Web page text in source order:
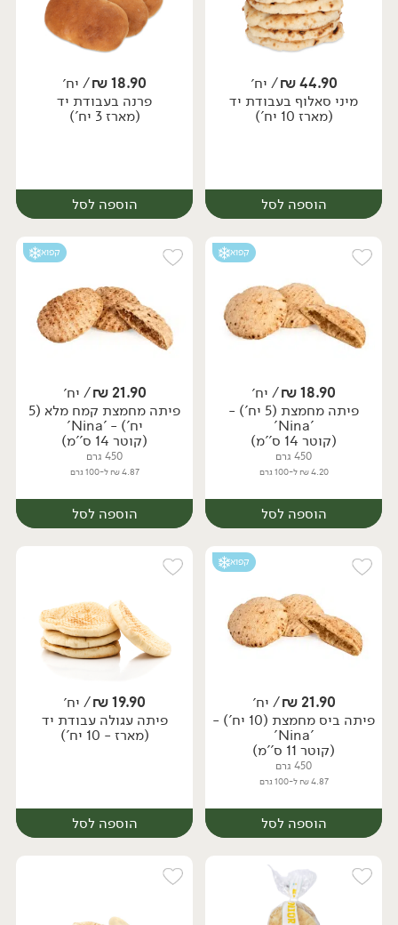
יח׳ יח׳
44.90
₪/ יח׳
מיני סאלוף בעבודת יד
(מארז 10 יח')
הוספה לסל
יח׳
18.90
₪/ יח׳
פרנה בעבודת יד
(מארז 3 יח')
הוספה לסל
יח׳
קפוא
18.90
₪/ יח׳
פיתה מחמצת (5 יח') -
'Nina'
(קוטר 14 ס''מ)
450 גרם
4.20 ₪ ל-100 גרם
הוספה לסל
יח׳
קפוא
21.90
₪/ יח׳
פיתה מחמצת קמח מלא (5
יח') - 'Nina'
(קוטר 14 ס''מ)
450 גרם
4.87 ₪ ל-100 גרם
הוספה לסל
יח׳
קפוא
21.90
₪/ יח׳
פיתה ביס מחמצת (10 יח') -
'Nina'
(קוטר 11 ס''מ)
450 גרם
4.87 ₪ ל-100 גרם
הוספה לסל
19.90
₪/ יח׳
פיתה עגולה עבודת יד
(מארז - 10 יח')
הוספה לסל